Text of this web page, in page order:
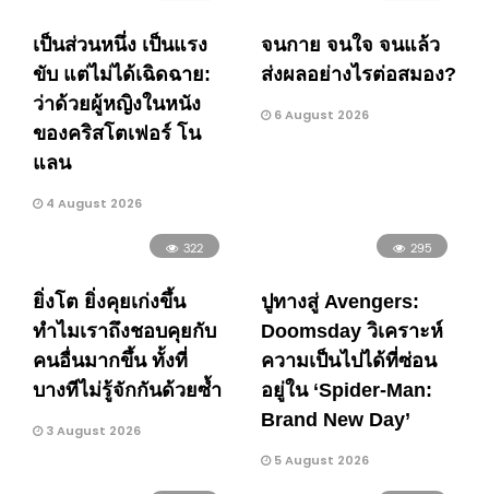
เป็นส่วนหนึ่ง เป็นแรง
ขับ แต่ไม่ได้เฉิดฉาย:
ว่าด้วยผู้หญิงในหนัง
ของคริสโตเฟอร์ โน
แลน
4 August 2026
จนกาย จนใจ จนแล้ว
ส่งผลอย่างไรต่อสมอง?
6 August 2026
322
ยิ่งโต ยิ่งคุยเก่งขึ้น
ทำไมเราถึงชอบคุยกับ
คนอื่นมากขึ้น ทั้งที่
บางทีไม่รู้จักกันด้วยซ้ำ
3 August 2026
295
ปูทางสู่ Avengers:
Doomsday วิเคราะห์
ความเป็นไปได้ที่ซ่อน
อยู่ใน ‘Spider-Man:
Brand New Day’
5 August 2026